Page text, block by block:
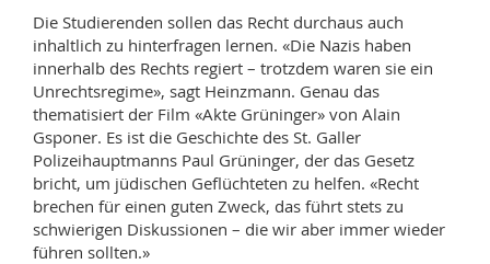
Die Studierenden sollen das Recht durchaus auch
inhaltlich zu hinterfragen lernen. «Die Nazis haben
innerhalb des Rechts regiert – trotzdem waren sie ein
Unrechtsregime», sagt Heinzmann. Genau das
thematisiert der Film «Akte Grüninger» von Alain
Gsponer. Es ist die Geschichte des St. Galler
Polizeihauptmanns Paul Grüninger, der das Gesetz
bricht, um jüdischen Geflüchteten zu helfen. «Recht
brechen für einen guten Zweck, das führt stets zu
schwierigen Diskussionen – die wir aber immer wieder
führen sollten.»